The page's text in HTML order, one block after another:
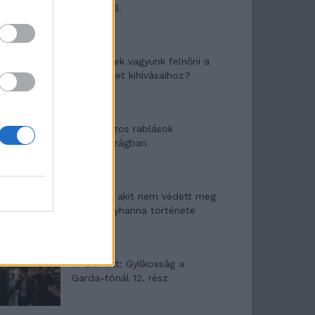
mítosza 3.
Képtelenek vagyunk felnőni a
felnőtt élet kihívásaihoz?
Altatógázos rablások
Olaszországban
A kislány, akit nem védett meg
senki – Lyhanna története
T. Barnett: Gyilkosság a
Garda-tónál 12. rész